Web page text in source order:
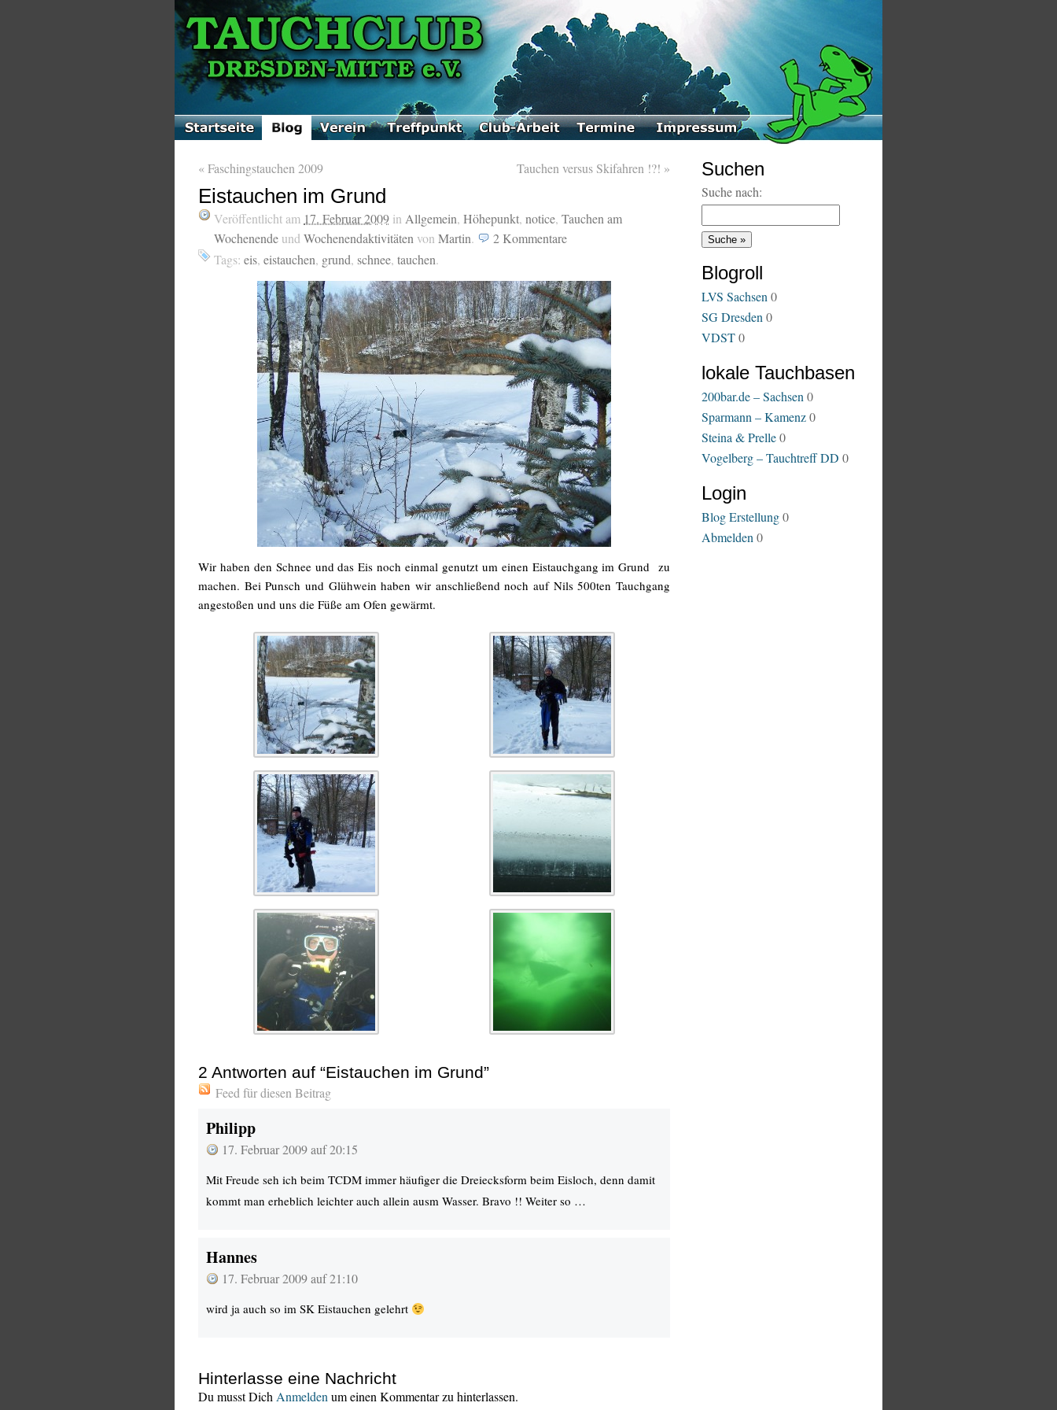
«Faschingstauchen 2009 Tauchen versus Skifahren !?! »
Eistauchen im Grund
Veröffentlicht am 17. Februar 2009 in Allgemein, Höhepunkt, notice, Tauchen am
Wochenende und Wochenendaktivitäten von Martin. 2 Kommentare
Tags: eis, eistauchen, grund, schnee, tauchen.
Wir haben den Schnee und das Eis noch einmal genutzt um einen Eistauchgang im Grund zu
machen. Bei Punsch und Glühwein haben wir anschließend noch auf Nils 500ten Tauchgang
angestoßen und uns die Füße am Ofen gewärmt.
2 Antworten auf “Eistauchen im Grund”
Feed für diesen Beitrag
Philipp
17. Februar 2009 auf 20:15
Mit Freude seh ich beim TCDM immer häufiger die Dreiecksform beim Eisloch, denn damit
kommt man erheblich leichter auch allein ausm Wasser. Bravo !! Weiter so …
Hannes
17. Februar 2009 auf 21:10
wird ja auch so im SK Eistauchen gelehrt
Hinterlasse eine Nachricht
Du musst Dich Anmelden um einen Kommentar zu hinterlassen.
Suchen
Suche nach:
Blogroll
LVS Sachsen 0
SG Dresden 0
VDST0
lokale Tauchbasen
200bar.de – Sachsen 0
Sparmann – Kamenz0
Steina & Prelle0
Vogelberg – Tauchtreff DD 0
Login
Blog Erstellung0
Abmelden 0